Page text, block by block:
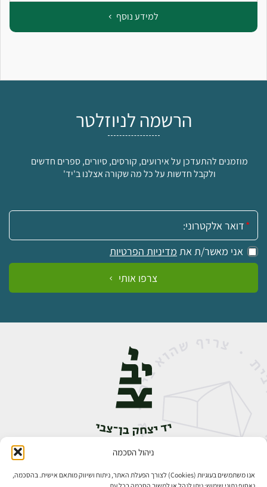
ניהול הסכמה
אנו משתמשים בעוגיות (Cookies) לצורך הפעלת האתר, ניתוח ושיווק מותאם אישית. בהסכמה,
למידע נוסף
הרשמה לניוזלטר
מוזמנים להתעדכן על אירועים, קורסים, סיורים, ספרים חדשים
ולקבל חדשות על כל מה שקורה אצלנו ב'יד'
אימייל:
אני מאשר/ת את מדיניות הפרטיות
צרפו אותי
אבן גבירול 14, רחביה, ירושלים